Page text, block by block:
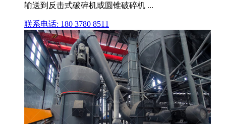
输送到反击式破碎机或圆锥破碎机 ...
联系电话: 180 3780 8511